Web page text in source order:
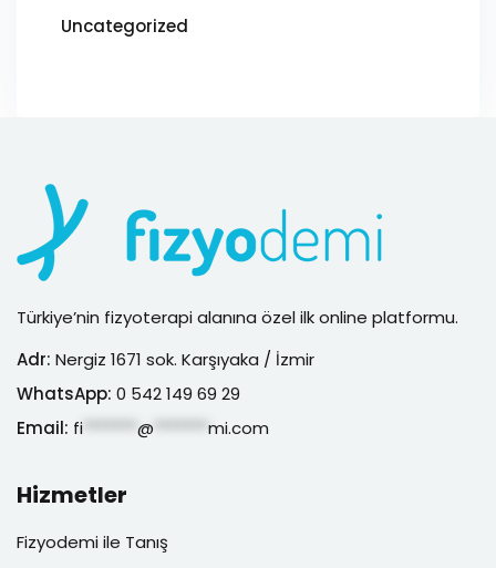
Uncategorized
Türkiye’nin fizyoterapi alanına özel ilk online platformu.
Adr: Nergiz 1671 sok. Karşıyaka / İzmir
WhatsApp: 0 542 149 69 29
Email: fi @ mi.com
Hizmetler
Fizyodemi ile Tanış